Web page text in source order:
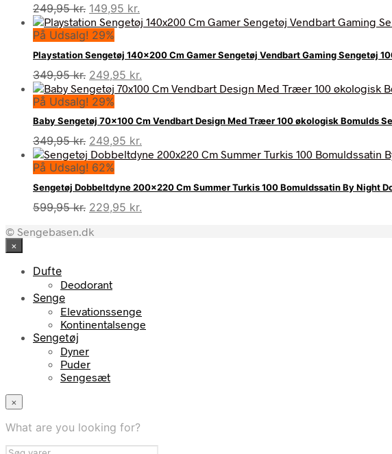
249,95kr. Den
oprindelige
pris
var:
249,95 kr..
149,95 kr.
aktuelle
er:
149,95 kr..
På Udsalg! 29%
Playstation Sengetøj 140×200 Cm Gamer Sengetøj Vendbart Gaming Sengetøj
349,95kr. Den
oprindelige
pris
var:
349,95 kr..
249,95 kr.
aktuelle
er:
249,95 kr..
På Udsalg! 29%
Baby Sengetøj 70×100 Cm Vendbart Design Med Træer 100 økologisk Bomulds
349,95kr. Den
oprindelige
pris
var:
349,95 kr..
249,95 kr.
aktuelle
er:
249,95 kr..
På Udsalg! 62%
Sengetøj Dobbeltdyne 200×220 Cm Summer Turkis 100 Bomuldssatin By Night
599,95kr. Den
pris
229,95 kr.
© Sengebasen.dk
×
Dufte
Deodorant
Senge
Elevationssenge
Kontinentalsenge
Sengetøj
Dyner
Puder
Sengesæt
×
What are you looking for?